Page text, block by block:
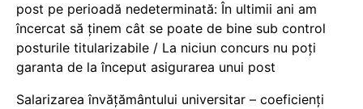
post pe perioadă nedeterminată: În ultimii ani am
încercat să ținem cât se poate de bine sub control
posturile titularizabile / La niciun concurs nu poți
garanta de la început asigurarea unui post
Salarizarea învățământului universitar – coeficienți